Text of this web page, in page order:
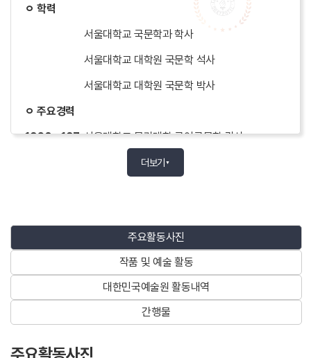
ㅇ 학력
서울대학교 국문학과 학사
서울대학교 대학원 국문학 석사
서울대학교 대학원 국문학 박사
ㅇ 주요경력
1968.~197 서울대학교 문리대학 국어국문학 강사
한양대학교 문리대학 국어국문학 교수
한국공연예술평론가협회 회장
정동극장 이사장
더보기 ▼
주요활동사진
작품 및 예술 활동
대한민국예술원 활동내역
간행물